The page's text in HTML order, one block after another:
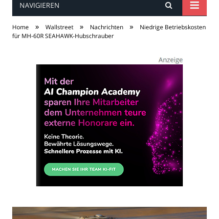
NAVIGIEREN
Home » Wallstreet » Nachrichten »
Niedrige Betriebskosten
für MH-60R SEAHAWK-Hubschrauber